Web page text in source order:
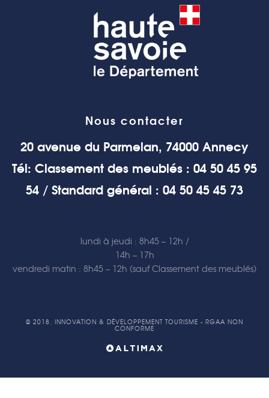
Nous contacter
20 avenue du Parmelan, 74000 Annecy
Tél: Classement des meublés : 04 50 45 95
54 / Standard général : 04 50 45 45 73
lundi à jeudi : 8h45 – 12h /
14h – 17h
vendredi matin : 8h45 – 12h (sauf Classement des meublés)
© 2018, INNOVATION & DÉVELOPPEMENT TOURISME - RGAA NON
CONFORME